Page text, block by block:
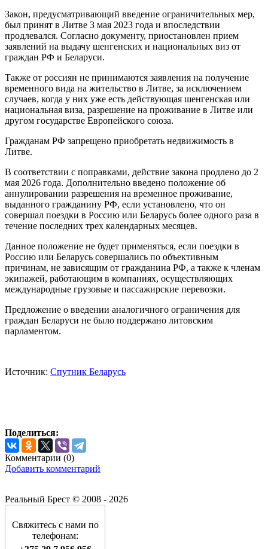
Закон, предусматривающий введение ограничительных мер,
был принят в Литве 3 мая 2023 года и впоследствии
продлевался. Согласно документу, приостановлен прием
заявлений на выдачу шенгенских и национальных виз от
граждан РФ и Беларуси.
Также от россиян не принимаются заявления на получение
временного вида на жительство в Литве, за исключением
случаев, когда у них уже есть действующая шенгенская или
национальная виза, разрешение на проживание в Литве или
другом государстве Европейского союза.
Гражданам РФ запрещено приобретать недвижимость в
Литве.
В соответствии с поправками, действие закона продлено до 2
мая 2026 года. Дополнительно введено положение об
аннулировании разрешения на временное проживание,
выданного гражданину РФ, если установлено, что он
совершал поездки в Россию или Беларусь более одного раза в
течение последних трех календарных месяцев.
Данное положение не будет применяться, если поездки в
Россию или Беларусь совершались по объективным
причинам, не зависящим от гражданина РФ, а также к членам
экипажей, работающим в компаниях, осуществляющих
международные грузовые и пассажирские перевозки.
Предложение о введении аналогичного ограничения для
граждан Беларуси не было поддержано литовским
парламентом.
Источник: Спутник Беларусь
Поделиться:
Комментарии (0)
Добавить комментарий
Реальный Брест © 2008 - 2026
Свяжитесь с нами по
телефонам: